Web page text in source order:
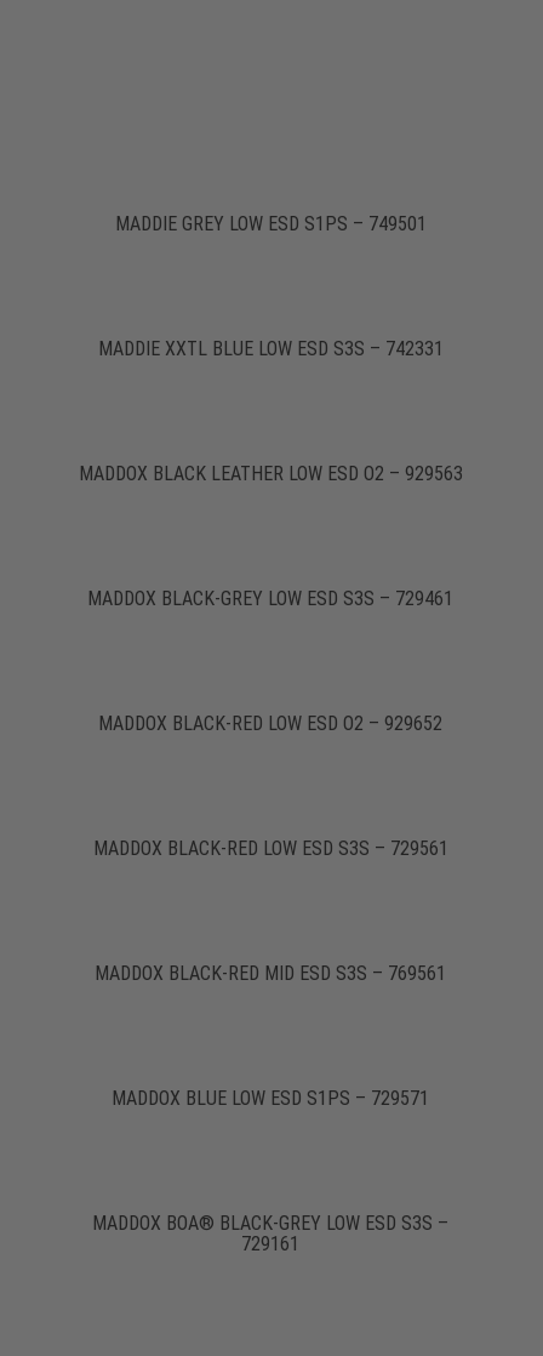
MADDIE GREY LOW ESD S1PS – 749501
MADDIE XXTL BLUE LOW ESD S3S – 742331
MADDOX BLACK LEATHER LOW ESD O2 – 929563
MADDOX BLACK-GREY LOW ESD S3S – 729461
MADDOX BLACK-RED LOW ESD O2 – 929652
MADDOX BLACK-RED LOW ESD S3S – 729561
MADDOX BLACK-RED MID ESD S3S – 769561
MADDOX BLUE LOW ESD S1PS – 729571
MADDOX BOA® BLACK-GREY LOW ESD S3S –
729161